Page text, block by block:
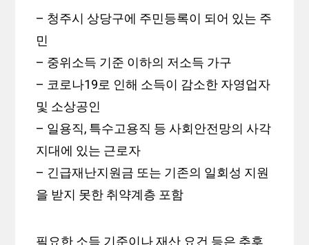
– 청주시 상당구에 주민등록이 되어 있는 주
민
– 중위소득 기준 이하의 저소득 가구
– 코로나19로 인해 소득이 감소한 자영업자
및 소상공인
– 일용직, 특수고용직 등 사회안전망의 사각
지대에 있는 근로자
– 긴급재난지원금 또는 기존의 일회성 지원
을 받지 못한 취약계층 포함
필요한 소득 기준이나 재산 요건 등은 추후